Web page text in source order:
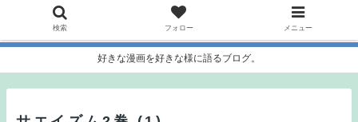
好きな漫画を好きな様に語るブログ。
検索 フォロー メニュー